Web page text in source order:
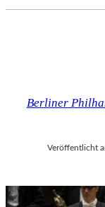
Berliner
Veröffentlicht